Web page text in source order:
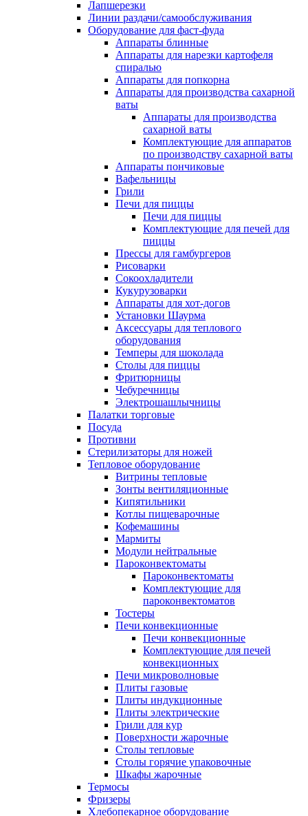
Лапшерезки
Линии раздачи/самообслуживания
Оборудование для фаст-фуда
Аппараты блинные
Аппараты для нарезки картофеля
спиралью
Аппараты для попкорна
Аппараты для производства сахарной
ваты
Аппараты для производства
сахарной ваты
Комплектующие для аппаратов
по производству сахарной ваты
Аппараты пончиковые
Вафельницы
Грили
Печи для пиццы
Печи для пиццы
Комплектующие для печей для
пиццы
Прессы для гамбургеров
Рисоварки
Сокоохладители
Кукурузоварки
Аппараты для хот-догов
Установки Шаурма
Аксессуары для теплового
оборудования
Темперы для шоколада
Столы для пиццы
Фритюрницы
Чебуречницы
Электрошашлычницы
Палатки торговые
Посуда
Противни
Стерилизаторы для ножей
Тепловое оборудование
Витрины тепловые
Зонты вентиляционные
Кипятильники
Котлы пищеварочные
Кофемашины
Мармиты
Модули нейтральные
Пароконвектоматы
Пароконвектоматы
Комплектующие для
пароконвектоматов
Тостеры
Печи конвекционные
Печи конвекционные
Комплектующие для печей
конвекционных
Печи микроволновые
Плиты газовые
Плиты индукционные
Плиты электрические
Грили для кур
Поверхности жарочные
Столы тепловые
Столы горячие упаковочные
Шкафы жарочные
Термосы
Фризеры
Хлебопекарное оборудование